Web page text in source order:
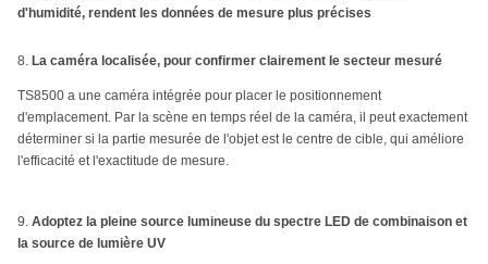
d'humidité, rendent les données de mesure plus précises
8. La caméra localisée, pour confirmer clairement le secteur mesuré
TS8500 a une caméra intégrée pour placer le positionnement
d'emplacement. Par la scène en temps réel de la caméra, il peut exactement
déterminer si la partie mesurée de l'objet est le centre de cible, qui améliore
l'efficacité et l'exactitude de mesure.
9. Adoptez la pleine source lumineuse du spectre LED de combinaison et
la source de lumière UV